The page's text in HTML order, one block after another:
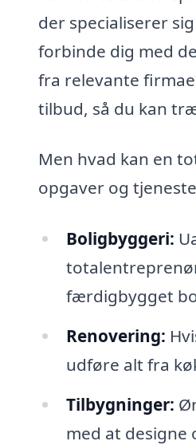
der specialiserer
forbinde dig med
fra relevante
tilbud, så du kan
Men hvad kan en
opgaver og
Boligbyggeri:
færdigbygget
Renovering:
udføre alt fra
Tilbygninger:
med at designe